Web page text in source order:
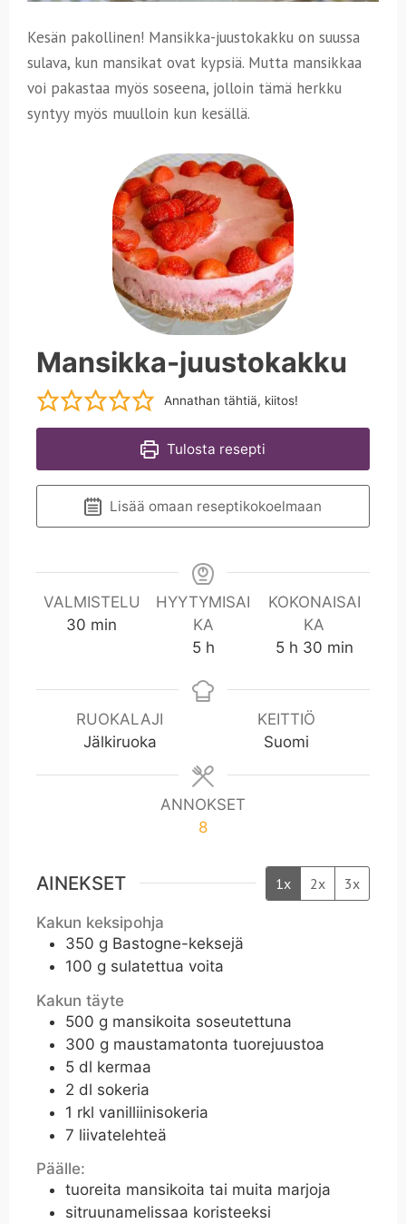
Kesän pakollinen! Mansikka-juustokakku on suussa
sulava, kun mansikat ovat kypsiä. Mutta mansikkaa
voi pakastaa myös soseena, jolloin tämä herkku
syntyy myös muulloin kun kesällä.
Mansikka-juustokakku
Annathan tähtiä, kiitos!
Tulosta resepti
Lisää omaan reseptikokoelmaan
VALMISTELU
30 m
min
HYYTYMISAI
KA
5hh
KOKONAISAI
KA
5hh 30m
n
min
RUOKALAJI
Jälkiruoka
KEITTIÖ
Suomi
ANNOKSET
8
AINEKSET 1x 2x 3x
Kakun keksipohja
350 g Bastogne-keksejä
100 g sulatettua voita
Kakun täyte
500 g mansikoita soseutettuna
300 g maustamatonta tuorejuustoa
5 dl kermaa
2 dl sokeria
1 rkl vanilliinisokeria
7 liivatelehteä
Päälle:
tuoreita mansikoita tai muita marjoja
sitruunamelissaa koristeeksi